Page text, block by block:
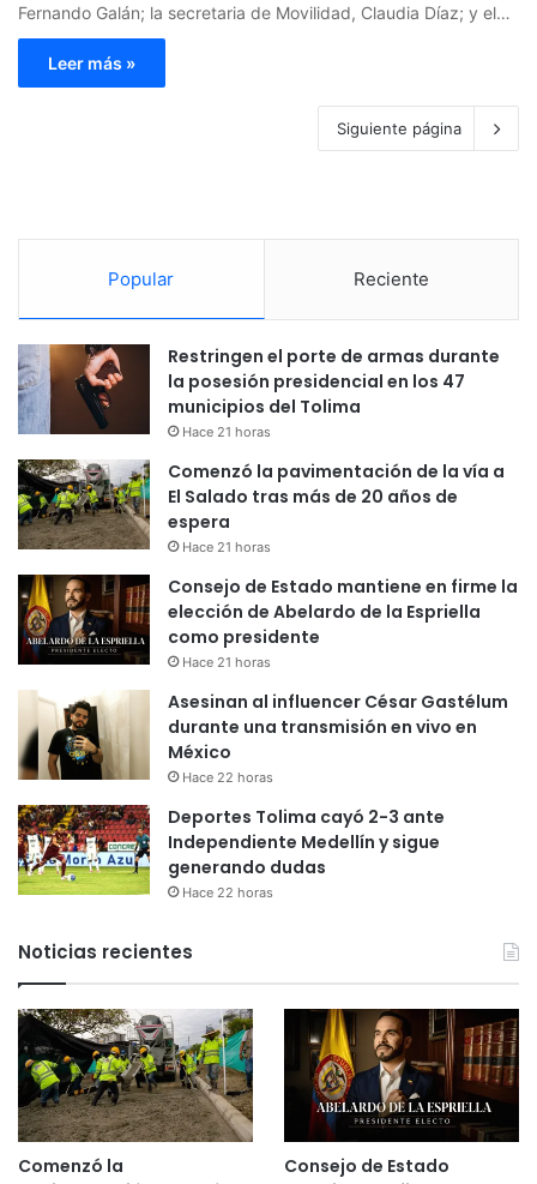
Fernando Galán; la secretaria de Movilidad, Claudia Díaz; y el…
Leer más »
Siguiente página
Popular Reciente
Restringen el porte de armas durante
la posesión presidencial en los 47
municipios del Tolima
Hace 21 horas
Comenzó la pavimentación de la vía a
El Salado tras más de 20 años de
espera
Hace 21 horas
Consejo de Estado mantiene en firme la
elección de Abelardo de la Espriella
como presidente
Hace 21 horas
Asesinan al influencer César Gastélum
durante una transmisión en vivo en
México
Hace 22 horas
Deportes Tolima cayó 2-3 ante
Independiente Medellín y sigue
generando dudas
Hace 22 horas
Noticias recientes
Comenzó la
Consejo de Estado